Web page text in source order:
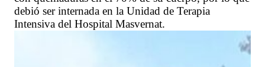
debió ser internada en la Unidad de Terapia
Intensiva del Hospital Masvernat.